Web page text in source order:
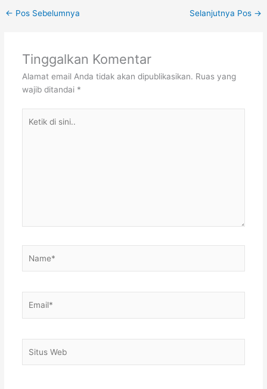
← Pos Sebelumnya Selanjutnya Pos →
Tinggalkan Komentar
Alamat email Anda tidak akan dipublikasikan. Ruas yang
wajib ditandai *
Web